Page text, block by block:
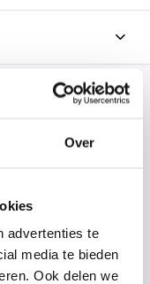
Over
advertenties te
media te bieden
Ook delen we
er niet
dan
ons
plant of
ziet? We